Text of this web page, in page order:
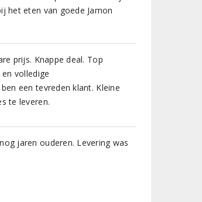
het eten van goede Jamon
prijs. Knappe deal. Top
volledige
een tevreden klant. Kleine
te leveren.
jaren ouderen. Levering was